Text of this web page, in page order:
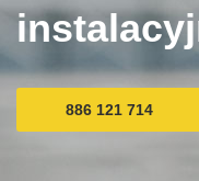
886 121 714